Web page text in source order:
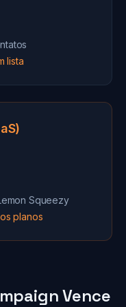
lista
Squeezy
planos
Vence